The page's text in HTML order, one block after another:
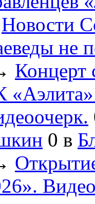
Новости
не
Концерт
0 в